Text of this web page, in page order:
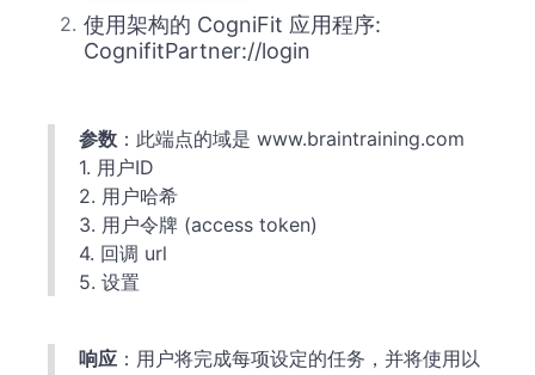
使用架构的 CogniFit 应用程序:
CognifitPartner://login
参数 ：此端点的域是 www.braintraining.com
1. 用户ID
2. 用户哈希
3. 用户令牌 (access token)
4. 回调 url
5. 设置
响应 ：用户将完成每项设定的任务，并将使用以